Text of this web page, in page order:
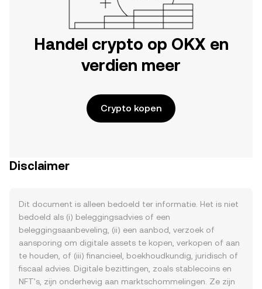
Handel crypto op OKX en
verdien meer
Crypto kopen
Disclaimer
Dit document is alleen bedoeld ter informatie. Het is niet
bedoeld als (i) beleggingsadvies of een
beleggingsaanbeveling, (ii) een aanbod, verzoek of
aansporing om digitale assets te kopen, verkopen of aan
te houden, of (iii) financieel, boekhoudkundig, juridisch of
fiscaal advies. Digitale bezittingen, zoals stablecoins en
NFT's, zijn onderhevig aan marktschommelingen. Ze zijn